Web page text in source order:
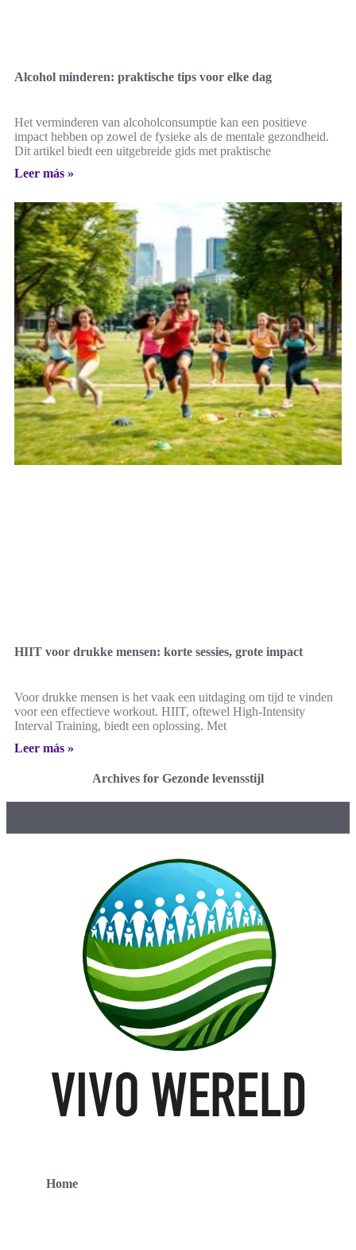
Alcohol minderen: praktische tips voor elke dag
Het verminderen van alcoholconsumptie kan een positieve
impact hebben op zowel de fysieke als de mentale gezondheid.
Dit artikel biedt een uitgebreide gids met praktische
Leer más »
HIIT voor drukke mensen: korte sessies, grote impact
Voor drukke mensen is het vaak een uitdaging om tijd te vinden
voor een effectieve workout. HIIT, oftewel High-Intensity
Interval Training, biedt een oplossing. Met
Leer más »
Archives for Gezonde levensstijl
Home